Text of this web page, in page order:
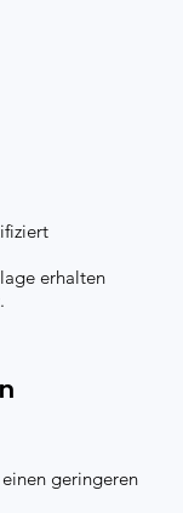
erhalten
geringeren